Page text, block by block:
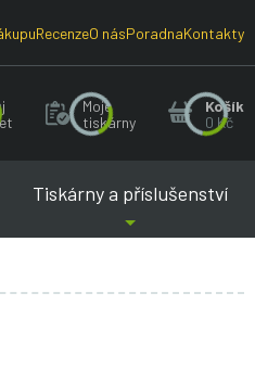
RecenzeO násPoradnaKontakty
Moje
tiskárny
Košík
0 Kč
Tiskárny a příslušenství